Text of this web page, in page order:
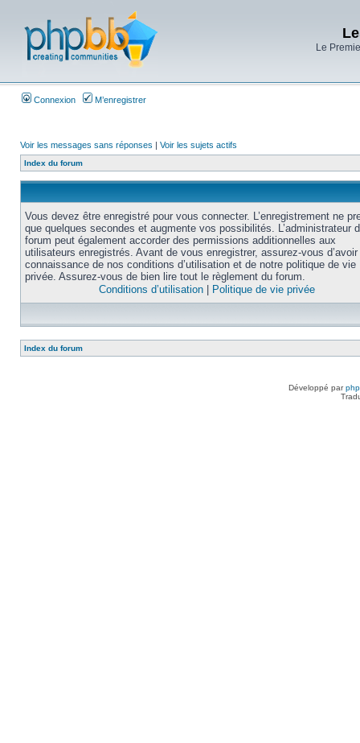
Le
Connexion M’enregistrer
Voir les messages sans réponses | Voir les sujets actifs
Index du forum
Vous devez être enregistré pour vous connecter. L’enregistrement ne
que quelques secondes et augmente vos possibilités. L’administrateur
forum peut également accorder des permissions additionnelles aux
utilisateurs enregistrés. Avant de vous enregistrer, assurez-vous
connaissance de nos conditions d’utilisation et de notre politique de vie
privée. Assurez-vous de bien lire tout le règlement du forum.
Conditions d’utilisation
Politique de vie privée
Index du forum
Développé par